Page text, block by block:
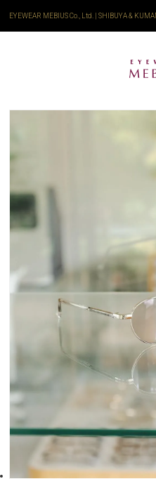
EYEWEAR MEBIUS Co., Ltd. | SHIBUYA &